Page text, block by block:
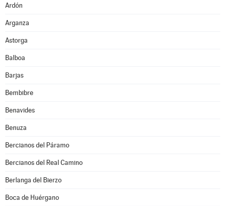
Ardón
Arganza
Astorga
Balboa
Barjas
Bembibre
Benavides
Benuza
Bercianos del Páramo
Bercianos del Real Camino
Berlanga del Bierzo
Boca de Huérgano